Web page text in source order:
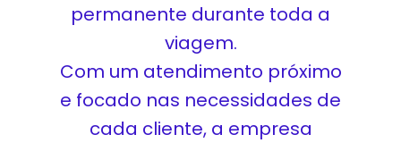
permanente durante toda a
viagem.
Com um atendimento próximo
e focado nas necessidades de
cada cliente, a empresa